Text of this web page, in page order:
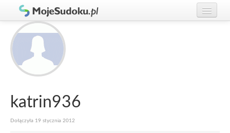
Graj w Sudoku!
Zasady Sudoku
Rankingi
Gracze
katrin936
Dołączyła 19 stycznia 2012